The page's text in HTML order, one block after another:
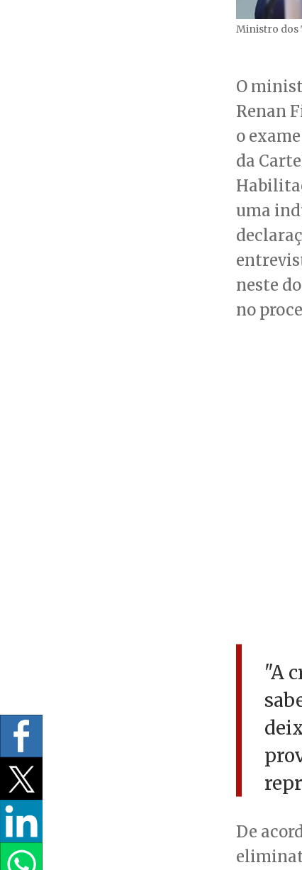
Ministro dos
O
Renan
o
da
uma
neste
no
"A
De